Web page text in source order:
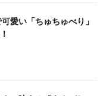
愛い「ちゅちゅべり」